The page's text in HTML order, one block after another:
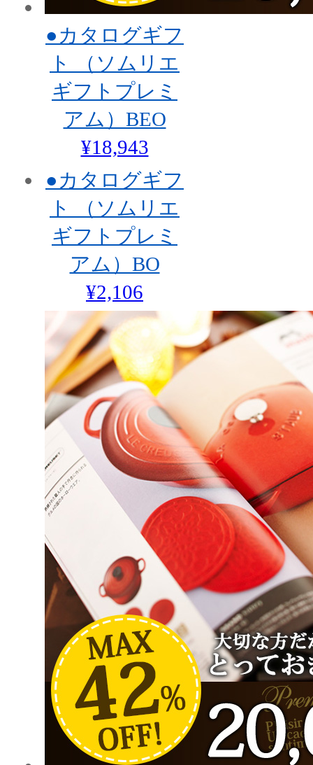
●カタログギフ
ト （ソムリエ
ギフトプレミ
アム）BEO
¥18,943
●カタログギフ
ト （ソムリエ
ギフトプレミ
アム）BO
¥2,106